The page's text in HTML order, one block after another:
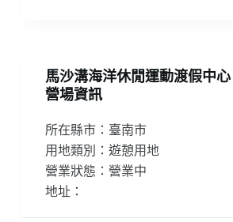
馬沙溝海洋休閒運動渡假中
營場資訊
所在縣市：臺南市
用地類別：遊憩用地
營業狀態：營業中
地址：